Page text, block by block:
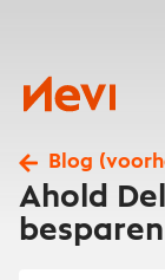
Nevi
Blog
Ahold
besparen